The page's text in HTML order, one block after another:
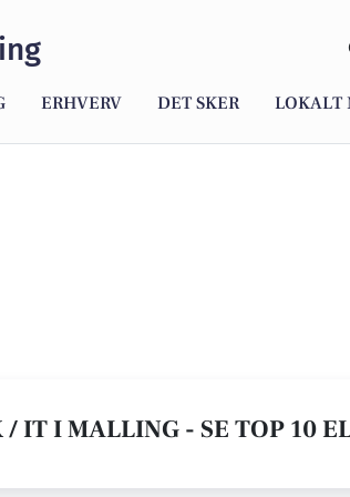
ERHVERV DET SKER LOKALT
IT I MALLING - SE TOP 10